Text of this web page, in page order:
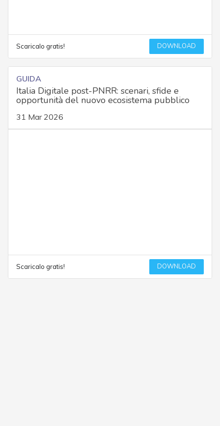
Scaricalo gratis! DOWNLOAD
GUIDA
Italia Digitale post-PNRR: scenari, sfide e
opportunità del nuovo ecosistema pubblico
31 Mar 2026
Scaricalo gratis! DOWNLOAD